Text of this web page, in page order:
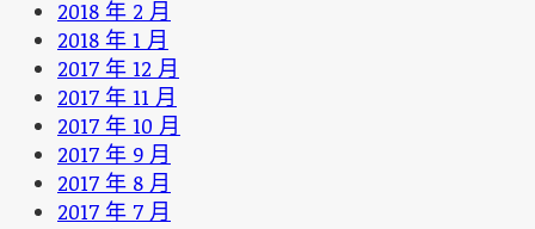
2018 年 2 月
2018 年 1 月
2017 年 12 月
2017 年 11 月
2017 年 10 月
2017 年 9 月
2017 年 8 月
2017 年 7 月